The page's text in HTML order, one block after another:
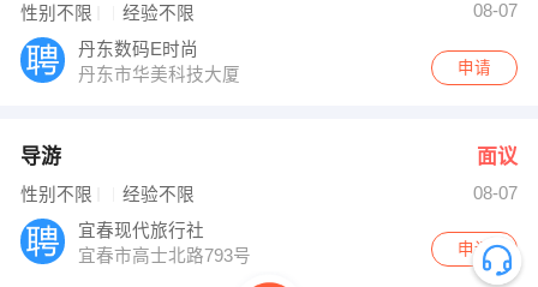
性别不限 经验不限
08-07
丹东数码E时尚
丹东市华美科技大厦
申请
导游 面议
性别不限 经验不限
08-07
宜春现代旅行社
宜春市高士北路793号
申请